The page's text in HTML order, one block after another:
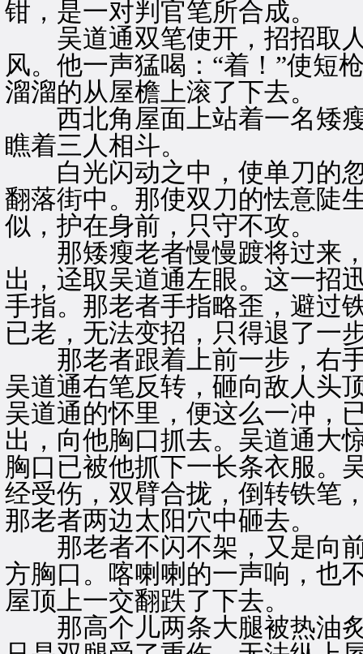
钳，是一对判官笔所合成。
吴道通双笔使开，招招取人
风。他一声猛喝：“着！”使短
溜溜的从屋檐上滚了下去。
西北角屋面上站着一名矮瘦
瞧着三人相斗。
白光闪动之中，使单刀的忽
翻落街中。那使双刀的怯意陡
似，护在身前，只守不攻。
那矮瘦老者慢慢踱将过来，
出，迳取吴道通左眼。这一招
手指。那老者手指略歪，避过
已老，无法变招，只得退了一
那老者跟着上前一步，右手
吴道通右笔反转，砸向敌人头
吴道通的怀里，便这么一冲，
出，向他胸口抓去。吴道通大
胸口已被他抓下一长条衣服。
经受伤，双臂合拢，倒转铁笔
那老者两边太阳穴中砸去。
那老者不闪不架，又是向前
方胸口。喀喇喇的一声响，也
屋顶上一交翻跌了下去。
那高个儿两条大腿被热油炙